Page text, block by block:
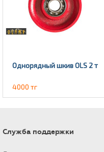
Однорядный шкив OLS 2 т
4000 тг
Служба поддержки